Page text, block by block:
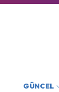
GÜNCEL